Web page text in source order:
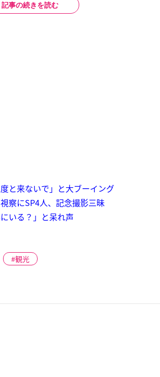
記事の続きを読む
と来ないで」と大ブーイング
察にSP4人、記念撮影三昧
いる？」と呆れ声
観光